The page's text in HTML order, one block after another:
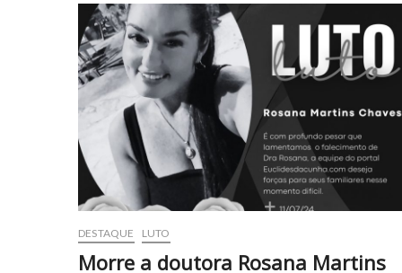
DESTAQUE LUTO
Morre a doutora Rosana Martins